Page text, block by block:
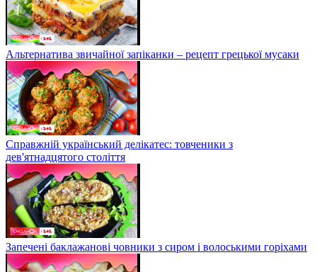
Альтернатива звичайної запіканки – рецепт грецької мусаки
Справжній український делікатес: товченики з
дев'ятнадцятого століття
Запечені баклажанові човники з сиром і волоськими горіхами